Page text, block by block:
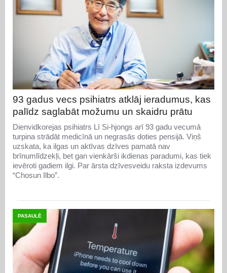
93 gadus vecs psihiatrs atklāj ieradumus, kas
palīdz saglabāt možumu un skaidru prātu
Dienvidkorejas psihiatrs Lī Si-hjongs arī 93 gadu vecumā
turpina strādāt medicīnā un negrasās doties pensijā. Viņš
uzskata, ka ilgas un aktīvas dzīves pamatā nav
brīnumlīdzekļi, bet gan vienkārši ikdienas paradumi, kas tiek
ievēroti gadiem ilgi. Par ārsta dzīvesveidu raksta izdevums
“Chosun Ilbo”.
PASAULĒ